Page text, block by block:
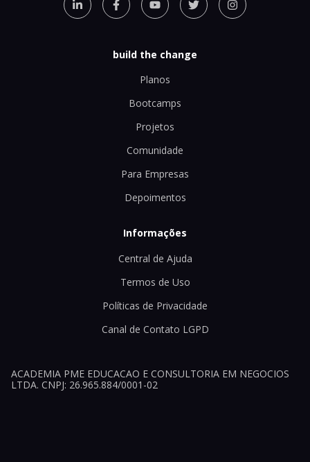
build the change
Planos
Bootcamps
Projetos
Comunidade
Para Empresas
Depoimentos
Informações
Central de Ajuda
Termos de Uso
Políticas de Privacidade
Canal de Contato LGPD
ACADEMIA PME EDUCACAO E CONSULTORIA EM NEGOCIOS
LTDA. CNPJ: 26.965.884/0001-02